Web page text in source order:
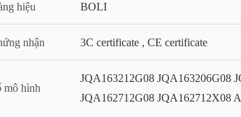
hiệu BOLI
nhận 3C certificate , CE certificate
mô hình
JQA163212G08 JQA163206G08
JQA162712G08 JQA162712X08